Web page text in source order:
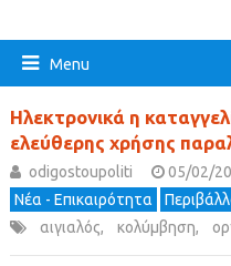
Menu
Ηλεκτρονικά η
ελεύθερης χρήσης
odigostoupoliti
05/02/
Νέα - Επικαιρότητα
αιγιαλός, κολύμβηση,